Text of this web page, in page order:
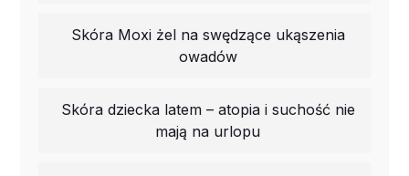
Skóra Moxi żel na swędzące ukąszenia
owadów
Skóra dziecka latem – atopia i suchość nie
mają na urlopu